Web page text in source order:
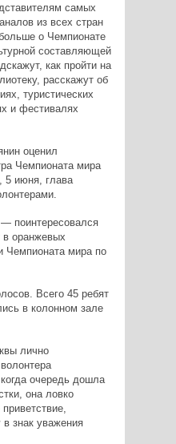
самых
из всех стран
о Чемпионате
составляющей
как пройти на
расскажут об
туристических
и фестивалях
оценил
Чемпионата мира
5 июня, глава
поинтересовался
в оранжевых
Чемпионата мира по
Всего 45 ребят
в колонном зале
лично
очередь дошла
она ловко
знак уважения